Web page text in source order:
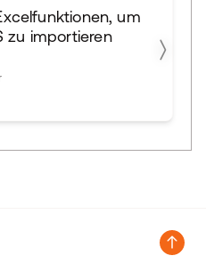
um
zu importieren